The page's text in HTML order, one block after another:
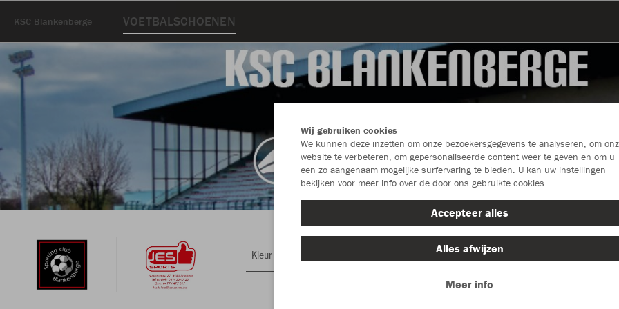
KSC Blankenberge VOETBALSCHOENEN
Kleur Maat
Wij gebruiken cookies
We kunnen deze inzetten om onze bezoekersgegevens te analyseren, om
website te verbeteren, om gepersonaliseerde content weer te geven en om u
een zo aangenaam mogelijke surfervaring te bieden. U kan uw instellingen
bekijken voor meer info over de door ons gebruikte cookies.
Accepteer alles
Alles afwijzen
Meer info